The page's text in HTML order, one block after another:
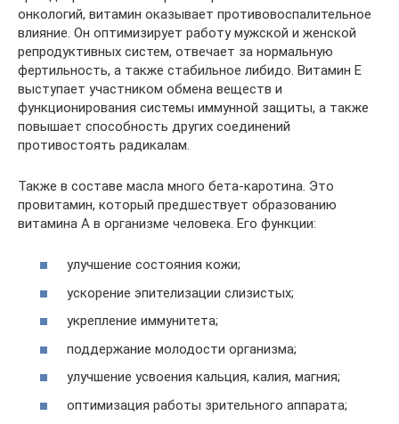
онкологий, витамин оказывает противовоспалительное
влияние. Он оптимизирует работу мужской и женской
репродуктивных систем, отвечает за нормальную
фертильность, а также стабильное либидо. Витамин Е
выступает участником обмена веществ и
функционирования системы иммунной защиты, а также
повышает способность других соединений
противостоять радикалам.
Также в составе масла много бета-каротина. Это
провитамин, который предшествует образованию
витамина А в организме человека. Его функции:
улучшение состояния кожи;
ускорение эпителизации слизистых;
укрепление иммунитета;
поддержание молодости организма;
улучшение усвоения кальция, калия, магния;
оптимизация работы зрительного аппарата;